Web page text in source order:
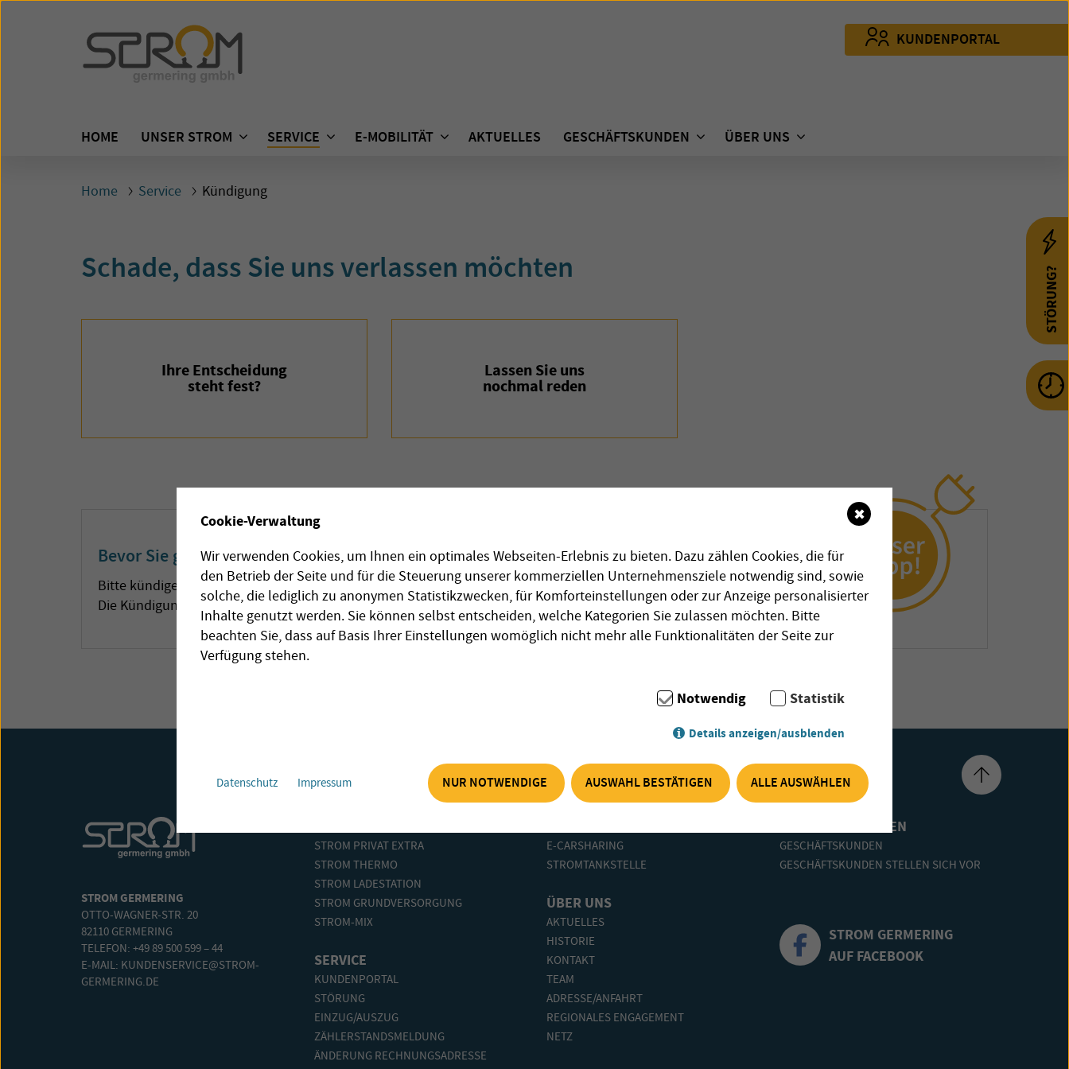
KUNDENPORTAL
HOME UNSER STROM SERVICE E-MOBILITÄT AKTUELLES GESCHÄFTSKUNDEN ÜBER UNS
STÖRUNG?
Home Service Kündigung
Schade, dass Sie uns verlassen möchten
Ihre Entscheidung
steht fest?
Lassen Sie uns
nochmal reden
Bevor Sie gehen, sollten Sie noch wissen
Bitte kündigen Sie nicht selbst, wenn Sie zu einem anderen Anbieter wechseln möchten.
Die Kündigung erledigt der andere Anbieter automatisch für Sie, wenn Sie einen Wechselauftrag stellen.
STROM GERMERING
OTTO-WAGNER-STR. 20
82110 GERMERING
TELEFON: +49 89 500 599 – 44
E-MAIL: KUNDENSERVICE@STROM-
GERMERING.DE
STROM PRIVAT EXTRA
STROM THERMO
STROM LADESTATION
STROM GRUNDVERSORGUNG
STROM-MIX
SERVICE
KUNDENPORTAL
STÖRUNG
EINZUG/AUSZUG
ZÄHLERSTANDSMELDUNG
ÄNDERUNG RECHNUNGSADRESSE
E-CARSHARING
STROMTANKSTELLE
ÜBER UNS
AKTUELLES
HISTORIE
KONTAKT
TEAM
ADRESSE/ANFAHRT
REGIONALES ENGAGEMENT
NETZ
GESCHÄFTSKUNDEN
GESCHÄFTSKUNDEN
GESCHÄFTSKUNDEN STELLEN SICH VOR
STROM GERMERING
AUF FACEBOOK
Cookie-Verwaltung
Wir verwenden Cookies, um Ihnen ein optimales Webseiten-Erlebnis zu bieten. Dazu zählen Cookies, die für
den Betrieb der Seite und für die Steuerung unserer kommerziellen Unternehmensziele notwendig sind, sowie
solche, die lediglich zu anonymen Statistikzwecken, für Komforteinstellungen oder zur Anzeige personalisierter
Inhalte genutzt werden. Sie können selbst entscheiden, welche Kategorien Sie zulassen möchten. Bitte
beachten Sie, dass auf Basis Ihrer Einstellungen womöglich nicht mehr alle Funktionalitäten der Seite zur
Verfügung stehen.
Notwendig Statistik
Details anzeigen/ausblenden
NUR NOTWENDIGE AUSWAHL BESTÄTIGEN ALLE AUSWÄHLEN
Datenschutz Impressum
✖